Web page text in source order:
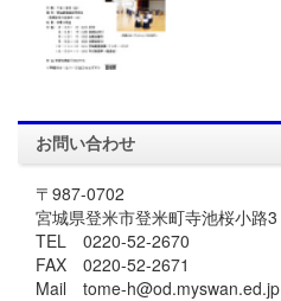
お問い合わせ
〒987-0702
宮城県登米市登米町寺池桜小路3
TEL 0220-52-2670
FAX 0220-52-2671
Mail tome-h@od.myswan.ed.jp